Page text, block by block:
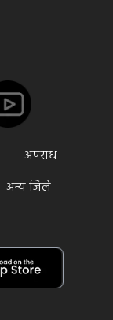
अपराध
अन्य जिले